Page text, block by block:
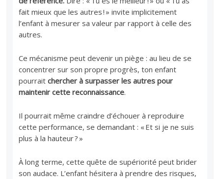
fait mieux que les autres ! » invite implicitement
l’enfant à mesurer sa valeur par rapport à celle des
autres.
Ce mécanisme peut devenir un piège : au lieu de se
concentrer sur son propre progrès, ton enfant
pourraitchercher à surpasser les autres pour
maintenir cette reconnaissance.
Il pourrait même craindre d’échouer à reproduire
cette performance, se demandant : « Et si je ne suis
plus à la hauteur ? »
À long terme, cette quête de supériorité peut brider
son audace. L’enfant hésitera à prendre des risques,